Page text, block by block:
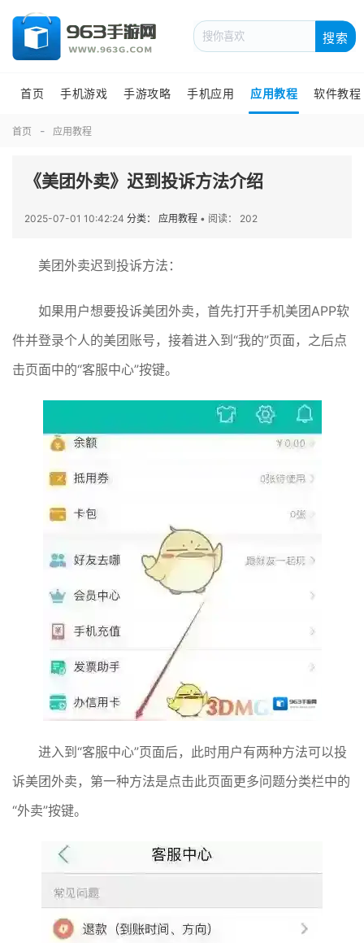
搜索
首页 手机游戏 手游攻略 手机应用 应用教程 软件教程
首页 应用教程
《美团外卖》迟到投诉方法介绍
2025-07-01 10:42:24 分类： 应用教程 • 阅读： 202
美团外卖迟到投诉方法：
如果用户想要投诉美团外卖，首先打开手机美团APP软
件并登录个人的美团账号，接着进入到“我的”页面，之后点
击页面中的“客服中心”按键。
进入到“客服中心”页面后，此时用户有两种方法可以投
诉美团外卖，第一种方法是点击此页面更多问题分类栏中的
“外卖”按键。